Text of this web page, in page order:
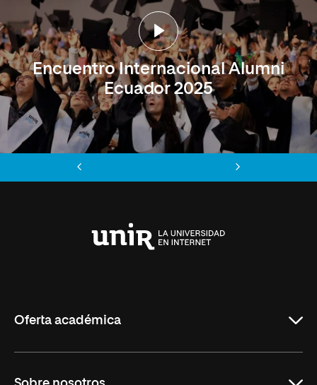
Encuentro Internacional Alumni
Ecuador 2025
Oferta académica